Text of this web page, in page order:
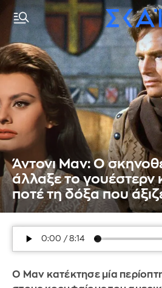
Άντονι Μαν: Ο
άλλαξε το γουέστερν
ποτέ τη δόξα που
Ο Μαν κατέκτησε μία